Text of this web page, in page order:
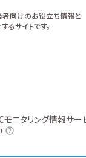
向けのお役立ち情報と
サイトです。
モニタリング情報サー